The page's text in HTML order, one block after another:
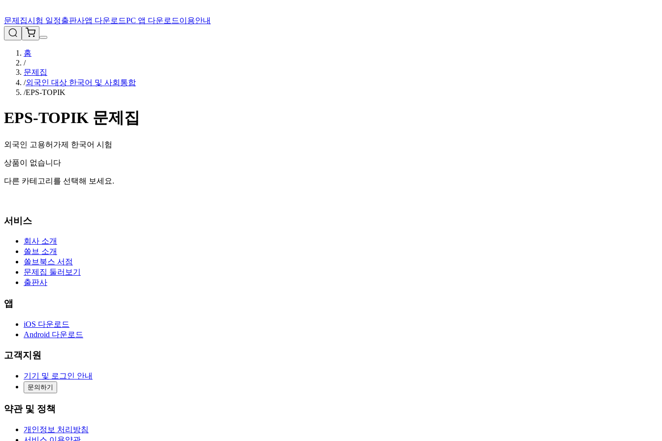
문제집시험 일정출판사앱 다운로드PC 앱 다운로드이용안내
홈
/
문제집
/외국인 대상 한국어 및 사회통합
/EPS-TOPIK
EPS-TOPIK 문제집
외국인 고용허가제 한국어 시험
상품이 없습니다
다른 카테고리를 선택해 보세요.
서비스
회사 소개
쏠브 소개
쏠브북스 서점
문제집 둘러보기
출판사
앱
iOS 다운로드
Android 다운로드
고객지원
기기 및 로그인 안내
문의하기
약관 및 정책
개인정보 처리방침